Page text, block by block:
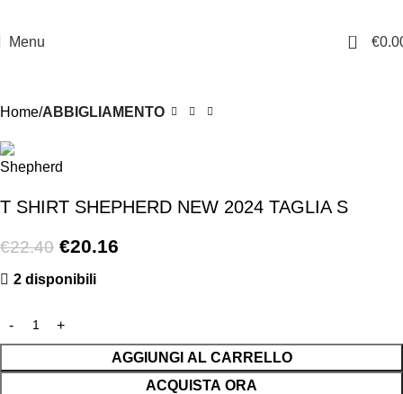
Menu 0 €
Home ABBIGLIAMENTO
T SHIRT SHEPHERD NEW 2024 TAGLIA S
€22.40 €20.16
2 disponibili
AGGIUNGI AL CARRELLO
ACQUISTA ORA